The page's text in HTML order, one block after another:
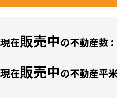
現在販売中の不動産数 :
現在販売中の不動産平